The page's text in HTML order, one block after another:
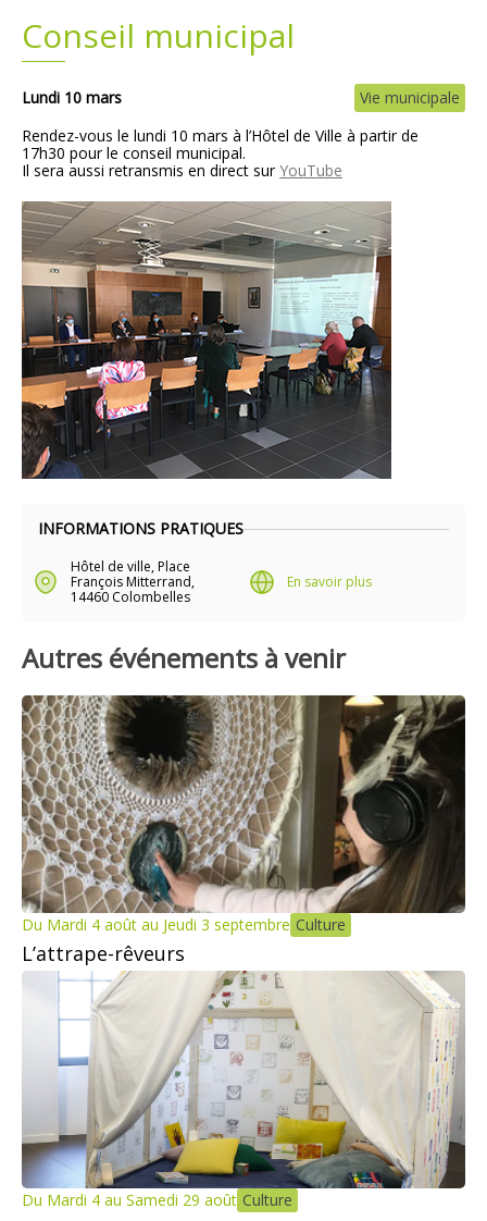
INFORMATIONS PRATIQUES
Hôtel de ville, Place
François Mitterrand,
14460 Colombelles
En savoir plus
Conseil municipal
Lundi 10 mars
Vie municipale
Rendez-vous le lundi 10 mars à l’Hôtel de Ville à partir de
17h30 pour le conseil municipal.
Il sera aussi retransmis en direct surYouTube
Autres événements à venir
Du Mardi 4 août au Jeudi 3 septembre Culture
L’attrape-rêveurs
Du Mardi 4 au Samedi 29 août Culture
Plans
Demandes légales
Emploi
Marchés publics
Grands projets